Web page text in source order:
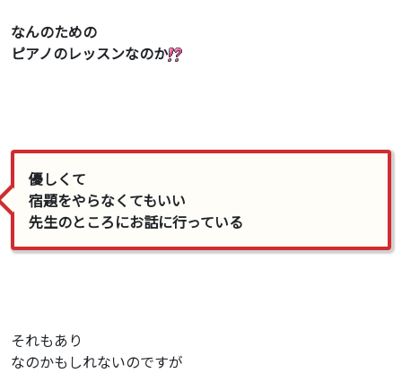
なんのための
ピアノのレッスンなのか
優しくて
宿題をやらなくてもいい
先生のところにお話に行っている
それもあり
なのかもしれないのですが